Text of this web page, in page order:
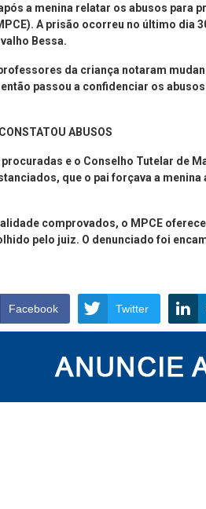
a menina relatar os abusos
A prisão ocorreu no último dia
Bessa.
da criança notaram
passou a confidenciar os
ABUSOS
e o Conselho Tutelar de
que o pai forçava a
comprovados, o MPCE
pelo juiz. O denunciado foi
Facebook Twitter